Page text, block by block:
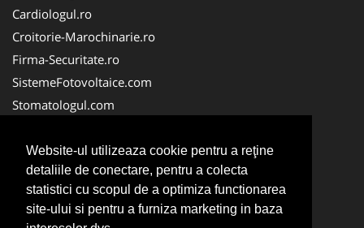
Website-ul utilizeaza cookie pentru a reţine
detaliile de conectare, pentru a colecta
statistici cu scopul de a optimiza functionarea
site-ului si pentru a furniza marketing in baza
Cardiologul.ro
Croitorie-Marochinarie.ro
Firma-Securitate.ro
SistemeFotovoltaice.com
Stomatologul.com
Birouri-Cadastru.ro
Cabinet-Individual.ro
CramaVinuri.ro
InstalatiiSolare.com